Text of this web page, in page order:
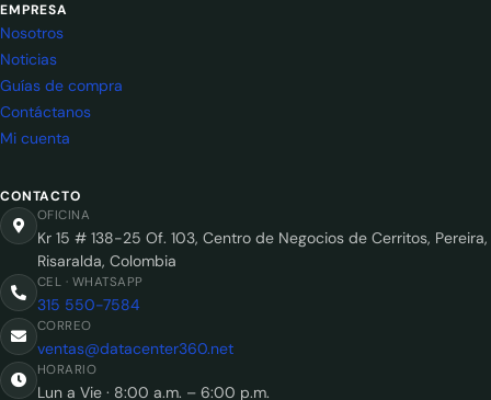
EMPRESA
Nosotros
Noticias
Guías de compra
Contáctanos
Mi cuenta
CONTACTO
OFICINA
Kr 15 # 138-25 Of. 103, Centro de Negocios de Cerritos, Pereira,
Risaralda, Colombia
CEL · WHATSAPP
315 550-7584
CORREO
ventas@datacenter360.net
HORARIO
Lun a Vie · 8:00 a.m. – 6:00 p.m.